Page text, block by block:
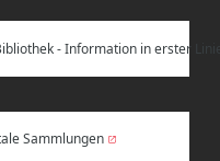
Sammlungen